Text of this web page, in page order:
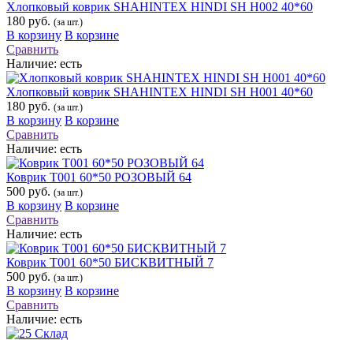
Хлопковый коврик SHAHINTEX HINDI SH H002 40*60
180 руб. (за шт.)
В корзину В корзине
Сравнить
Наличие: есть
Хлопковый коврик SHAHINTEX HINDI SH H001 40*60
180 руб. (за шт.)
В корзину В корзине
Сравнить
Наличие: есть
Коврик Т001 60*50 РОЗОВЫЙ 64
500 руб. (за шт.)
В корзину В корзине
Сравнить
Наличие: есть
Коврик Т001 60*50 БИСКВИТНЫЙ 7
500 руб. (за шт.)
В корзину В корзине
Сравнить
Наличие: есть